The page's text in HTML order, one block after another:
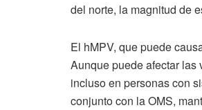
del norte, la magnitud de
El hMPV, que puede
Aunque puede afectar las
incluso en personas con
conjunto con la OMS,